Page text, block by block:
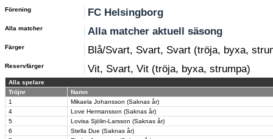
Förening FC Helsingborg
Alla matcher Alla matcher aktuell säsong
Färger Blå/Svart, Svart, Svart (tröja, byxa,
Reservfärger Vit, Svart, Vit (tröja, byxa, strumpa)
Alla spelare
Tröjnr
Namn
1
Mikaela Johansson (Saknas år)
4
Love Hermansson (Saknas år)
5
Lovisa Sjölin-Larsson (Saknas år)
6
Stella Due (Saknas år)